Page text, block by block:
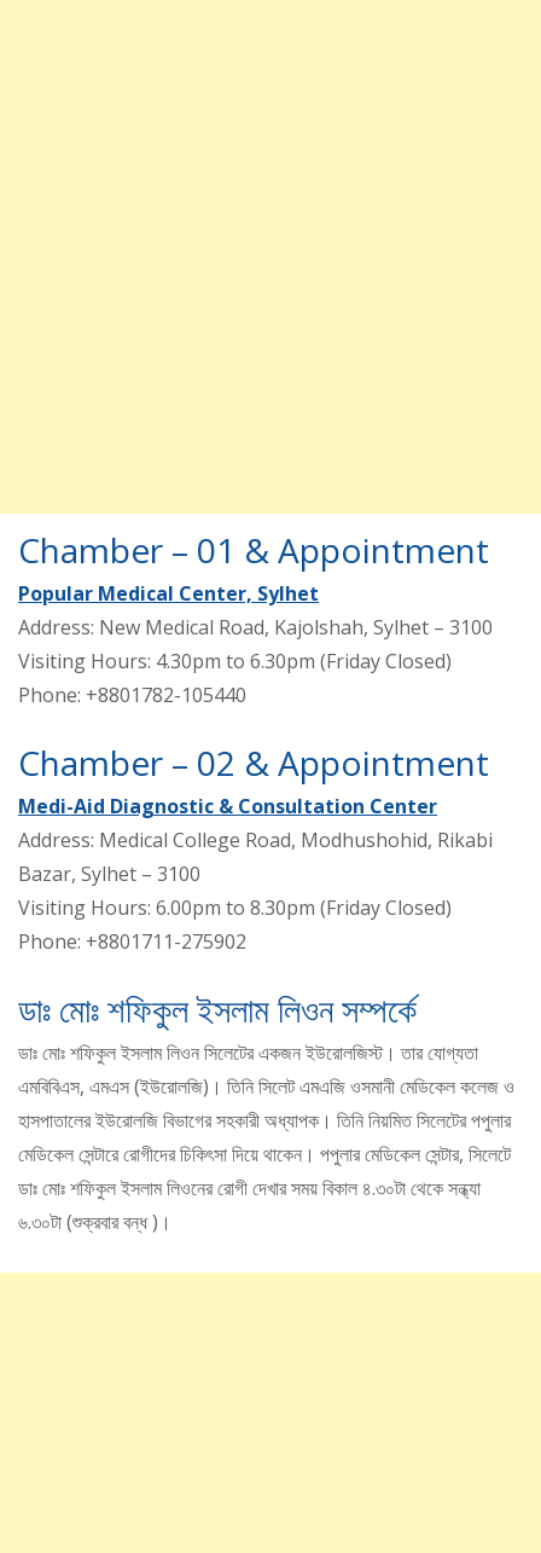
Chamber – 01 & Appointment
Popular Medical Center, Sylhet
Address: New Medical Road, Kajolshah, Sylhet – 3100
Visiting Hours: 4.30pm to 6.30pm (Friday Closed)
Phone: +8801782-105440
Chamber – 02 & Appointment
Medi-Aid Diagnostic & Consultation Center
Address: Medical College Road, Modhushohid, Rikabi
Bazar, Sylhet – 3100
Visiting Hours: 6.00pm to 8.30pm (Friday Closed)
Phone: +8801711-275902
ডাঃ মোঃ শফিকুল ইসলাম লিওন সম্পর্কে
ডাঃ মোঃ শফিকুল ইসলাম লিওন সিলেটের একজন ইউরোলজিস্ট। তার যোগ্যতা
এমবিবিএস, এমএস (ইউরোলজি)। তিনি সিলেট এমএজি ওসমানী মেডিকেল কলেজ ও
হাসপাতালের ইউরোলজি বিভাগের সহকারী অধ্যাপক। তিনি নিয়মিত সিলেটের পপুলার
মেডিকেল সেন্টারে রোগীদের চিকিৎসা দিয়ে থাকেন। পপুলার মেডিকেল সেন্টার, সিলেটে
ডাঃ মোঃ শফিকুল ইসলাম লিওনের রোগী দেখার সময় বিকাল ৪.৩০টা থেকে সন্ধ্যা
৬.৩০টা (শুক্রবার বন্ধ )।